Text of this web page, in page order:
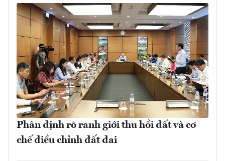
Phân định rõ ranh giới thu hồi đất và cơ
chế điều chỉnh đất đai